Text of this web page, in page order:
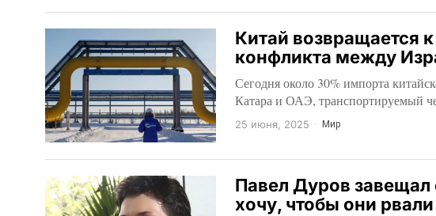
Китай возвращается
конфликта между
Сегодня около 30% импорта
Катара и ОАЭ, транспортируемый
25 июня, 2025 Мир
Павел Дуров завещал
хочу, чтобы они